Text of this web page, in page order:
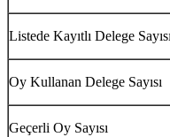
Listede Kayıtlı Delege Sayısı
Oy Kullanan Delege Sayısı
Geçerli Oy Sayısı